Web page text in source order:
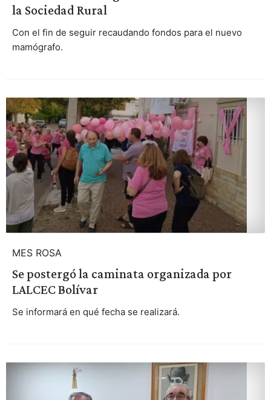
la Sociedad Rural
Con el fin de seguir recaudando fondos para el nuevo
mamógrafo.
MES ROSA
Se postergó la caminata organizada por
LALCEC Bolívar
Se informará en qué fecha se realizará.